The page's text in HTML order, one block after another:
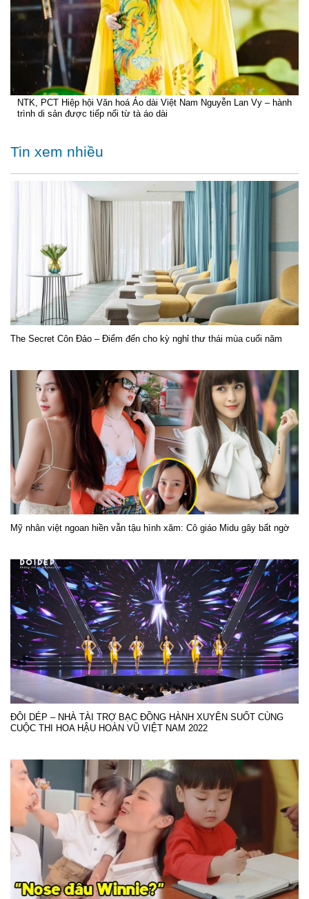
NTK, PCT Hiệp hội Văn hoá Áo dài Việt Nam Nguyễn Lan Vy – hành
trình di sản được tiếp nối từ tà áo dài
Tin xem nhiều
The Secret Côn Đảo – Điểm đến cho kỳ nghỉ thư thái mùa cuối năm
Mỹ nhân việt ngoan hiền vẫn tậu hình xăm: Cô giáo Midu gây bất ngờ
ĐÔI DÉP – NHÀ TÀI TRỢ BẠC ĐỒNG HÀNH XUYÊN SUỐT CÙNG
CUỘC THI HOA HẬU HOÀN VŨ VIỆT NAM 2022